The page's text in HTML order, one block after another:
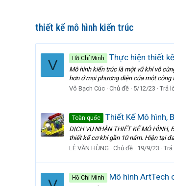
thiết kế mô hình kiến trúc
V Hồ Chí Minh Thực hiện thiết
Mô hình kiến trúc là một vũ khí vô
hơn ở mọi phương diện của một
Võ Bạch Cúc Chủ đề 5/12/23 Trả
Toàn quốc Thiết Kế Mô hình,
DỊCH VỤ NHẬN THIẾT KẾ MÔ
thiết kế cơ khí gần 10 năm. Hiện tại
LÊ VĂN HÙNG
Chủ đề 19/9/23 Trả
Hồ Chí Minh Mô hình ArtTech